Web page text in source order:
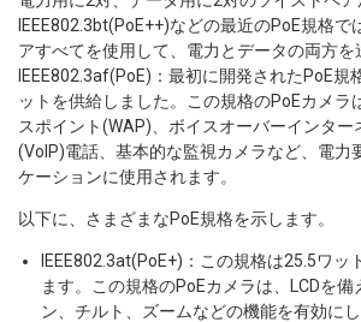
IEEE802.3bt(PoE++)などの最近のPoE規格
アすべてを使用して、電力とデータの両方を
IEEE802.3af(PoE)：最初に開発されたPoE規
ットを供給しました。この規格のPoEカメラ
スポイント(WAP)、ボイスオーバーインター
(VoIP)電話、基本的な監視カメラなど、電力
ケーションに使用されます。
以下に、さまざまなPoE規格を示します。
IEEE802.3at(PoE+)：この規格は25.5ワッ
ます。この規格のPoEカメラは、LCDを
ン、チルト、ズームなどの機能を有効に